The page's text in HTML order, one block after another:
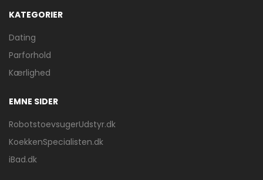
KATEGORIER
Dating
Parforhold
Kærlighed
EMNE SIDER
RobotstoevsugerUdstyr.dk
KoekkenSpecialisten.dk
iBad.dk